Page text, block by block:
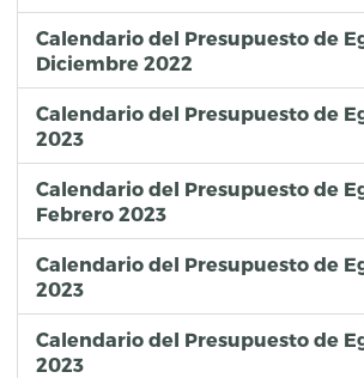
Calendario del Presupuesto de
Diciembre 2022
Calendario del Presupuesto de
2023
Calendario del Presupuesto de
Febrero 2023
Calendario del Presupuesto de
2023
Calendario del Presupuesto de
2023